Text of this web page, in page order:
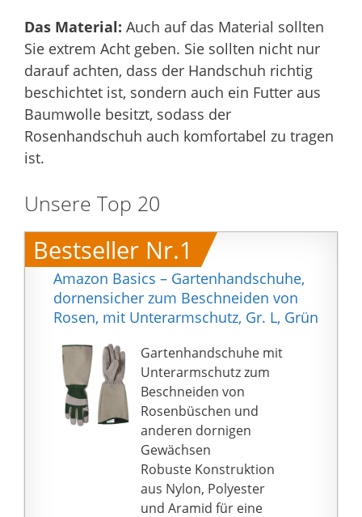
Das Material: Auch auf das Material sollten
Sie extrem Acht geben. Sie sollten nicht nur
darauf achten, dass der Handschuh richtig
beschichtet ist, sondern auch ein Futter aus
Baumwolle besitzt, sodass der
Rosenhandschuh auch komfortabel zu tragen
ist.
Unsere Top 20
Bestseller Nr.1
Amazon Basics – Gartenhandschuhe,
dornensicher zum Beschneiden von
Rosen, mit Unterarmschutz, Gr. L, Grün
Gartenhandschuhe mit
Unterarmschutz zum
Beschneiden von
Rosenbüschen und
anderen dornigen
Gewächsen
Robuste Konstruktion
aus Nylon, Polyester
und Aramid für eine